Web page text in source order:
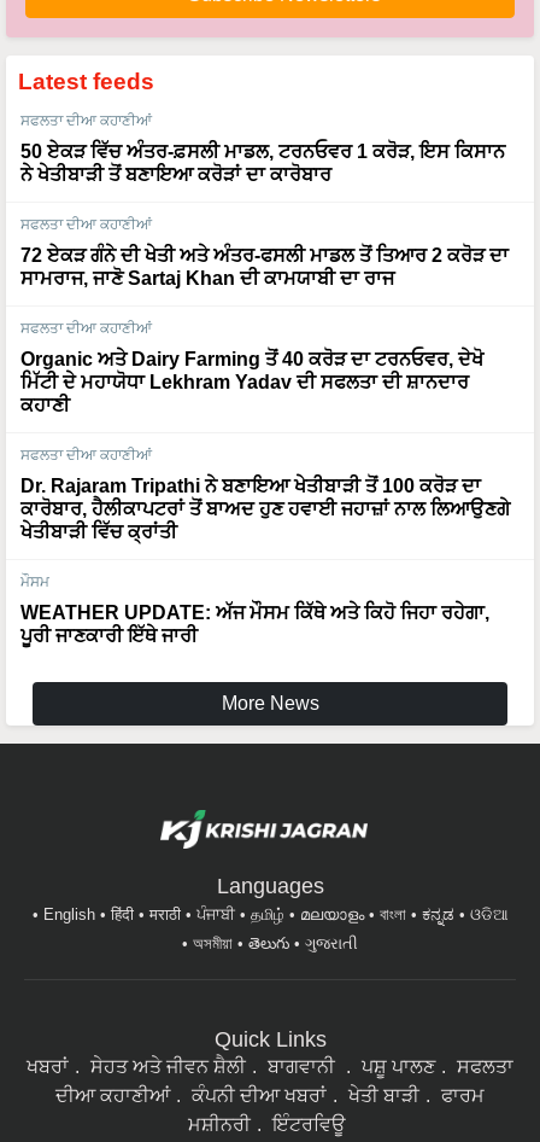
Latest feeds
ਸਫਲਤਾ ਦੀਆ ਕਹਾਣੀਆਂ
50 ਏਕੜ ਵਿੱਚ ਅੰਤਰ-ਫ਼ਸਲੀ ਮਾਡਲ, ਟਰਨਓਵਰ 1 ਕਰੋੜ, ਇਸ ਕਿਸਾਨ
ਨੇ ਖੇਤੀਬਾੜੀ ਤੋਂ ਬਣਾਇਆ ਕਰੋੜਾਂ ਦਾ ਕਾਰੋਬਾਰ
ਸਫਲਤਾ ਦੀਆ ਕਹਾਣੀਆਂ
72 ਏਕੜ ਗੰਨੇ ਦੀ ਖੇਤੀ ਅਤੇ ਅੰਤਰ-ਫਸਲੀ ਮਾਡਲ ਤੋਂ ਤਿਆਰ 2 ਕਰੋੜ ਦਾ
ਸਾਮਰਾਜ, ਜਾਣੋ Sartaj Khan ਦੀ ਕਾਮਯਾਬੀ ਦਾ ਰਾਜ
ਸਫਲਤਾ ਦੀਆ ਕਹਾਣੀਆਂ
Organic ਅਤੇ Dairy Farming ਤੋਂ 40 ਕਰੋੜ ਦਾ ਟਰਨਓਵਰ, ਦੇਖੋ
ਮਿੱਟੀ ਦੇ ਮਹਾਯੋਧਾ Lekhram Yadav ਦੀ ਸਫਲਤਾ ਦੀ ਸ਼ਾਨਦਾਰ
ਕਹਾਣੀ
ਸਫਲਤਾ ਦੀਆ ਕਹਾਣੀਆਂ
Dr. Rajaram Tripathi ਨੇ ਬਣਾਇਆ ਖੇਤੀਬਾੜੀ ਤੋਂ 100 ਕਰੋੜ ਦਾ
ਕਾਰੋਬਾਰ, ਹੈਲੀਕਾਪਟਰਾਂ ਤੋਂ ਬਾਅਦ ਹੁਣ ਹਵਾਈ ਜਹਾਜ਼ਾਂ ਨਾਲ ਲਿਆਉਣਗੇ
ਖੇਤੀਬਾੜੀ ਵਿੱਚ ਕ੍ਰਾਂਤੀ
ਮੌਸਮ
WEATHER UPDATE: ਅੱਜ ਮੌਸਮ ਕਿੱਥੇ ਅਤੇ ਕਿਹੋ ਜਿਹਾ ਰਹੇਗਾ,
ਪੂਰੀ ਜਾਣਕਾਰੀ ਇੱਥੇ ਜਾਰੀ
More News
Languages
English हिंदी मराठी ਪੰਜਾਬੀ தமிழ் മലയാളം বাংলা ಕನ್ನಡ
ଓଡିଆ
অসমীয়া
తెలుగు ગુજરાતી
Quick Links
ਖਬਰਾਂ ਸੇਹਤ ਅਤੇ ਜੀਵਨ ਸ਼ੈਲੀ ਬਾਗਵਾਨੀ ਪਸ਼ੂ ਪਾਲਣ
ਸਫਲਤਾ
ਦੀਆ ਕਹਾਣੀਆਂ
ਕੰਪਨੀ ਦੀਆ ਖਬਰਾਂ ਖੇਤੀ ਬਾੜੀ
ਫਾਰਮ
ਮਸ਼ੀਨਰੀ
ਇੰਟਰਵਿਊ